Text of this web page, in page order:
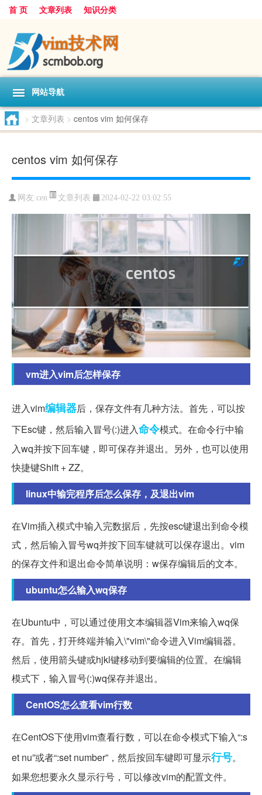
首 页 文章列表 知识分类
网站导航
> 文章列表 > centos vim 如何保存
centos vim 如何保存
网友:cen 文章列表 2024-02-22 03:02:55
vm进入vim后怎样保存
进入vim编辑器后，保存文件有几种方法。首先，可以按
下Esc键，然后输入冒号(:)进入命令模式。在命令行中输
入wq并按下回车键，即可保存并退出。另外，也可以使用
快捷键Shift + ZZ。
linux中输完程序后怎么保存，及退出vim
在Vim插入模式中输入完数据后，先按esc键退出到命令模
式，然后输入冒号wq并按下回车键就可以保存退出。vim
的保存文件和退出命令简单说明：w保存编辑后的文本。
ubuntu怎么输入wq保存
在Ubuntu中，可以通过使用文本编辑器Vim来输入wq保
存。首先，打开终端并输入\"vim\"命令进入Vim编辑器。
然后，使用箭头键或hjkl键移动到要编辑的位置。在编辑
模式下，输入冒号(:)wq保存并退出。
CentOS怎么查看vim行数
在CentOS下使用vim查看行数，可以在命令模式下输入“:s
et nu”或者“:set number”，然后按回车键即可显示行号。
如果您想要永久显示行号，可以修改vim的配置文件。